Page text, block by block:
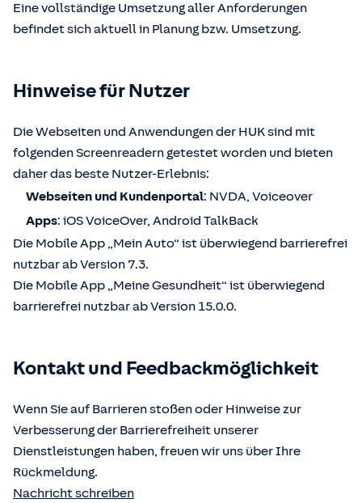
Eine vollständige Umsetzung aller Anforderungen
befindet sich aktuell in Planung bzw. Umsetzung.
Hinweise für Nutzer
Die Webseiten und Anwendungen der HUK sind mit
folgenden Screenreadern getestet worden und bieten
daher das beste Nutzer-Erlebnis:
Webseiten und Kundenportal: NVDA, Voiceover
Apps: iOS VoiceOver, Android TalkBack
Die Mobile App „Mein Auto“ ist überwiegend barrierefrei
nutzbar ab Version 7.3.
Die Mobile App „Meine Gesundheit“ ist überwiegend
barrierefrei nutzbar ab Version 15.0.0.
Kontakt und Feedbackmöglichkeit
Wenn Sie auf Barrieren stoßen oder Hinweise zur
Verbesserung der Barrierefreiheit unserer
Dienstleistungen haben, freuen wir uns über Ihre
Rückmeldung.
Nachricht schreiben